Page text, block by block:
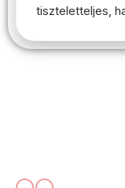
tiszteletteljes,